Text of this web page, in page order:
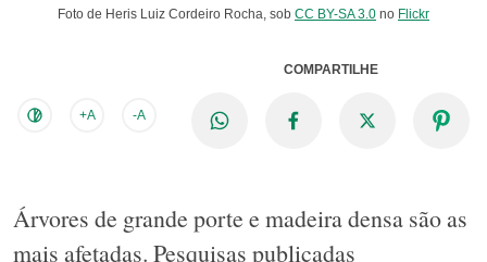
Foto de Heris Luiz Cordeiro Rocha, sob CC BY-SA 3.0 no Flickr
+A -A
COMPARTILHE
Árvores de grande porte e madeira densa são as
mais afetadas. Pesquisas publicadas